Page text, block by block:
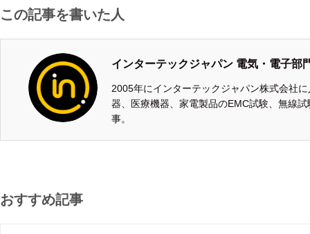
この記事を書いた人
インターテックジャパン 電気・電子部
2005年にインターテックジャパン株式会社
器、医療機器、家電製品のEMC試験、無線
事。
おすすめ記事